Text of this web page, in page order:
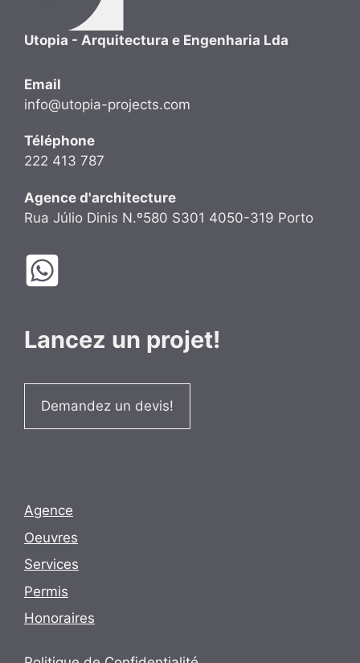
Utopia - Arquitectura e Engenharia Lda
Email
info@utopia-projects.com
Téléphone
222 413 787
Agence d'architecture
Rua Júlio Dinis N.º580 S301 4050-319 Porto
Lancez un projet!
Demandez un devis!
Agence
Oeuvres
Services
Permis
Honoraires